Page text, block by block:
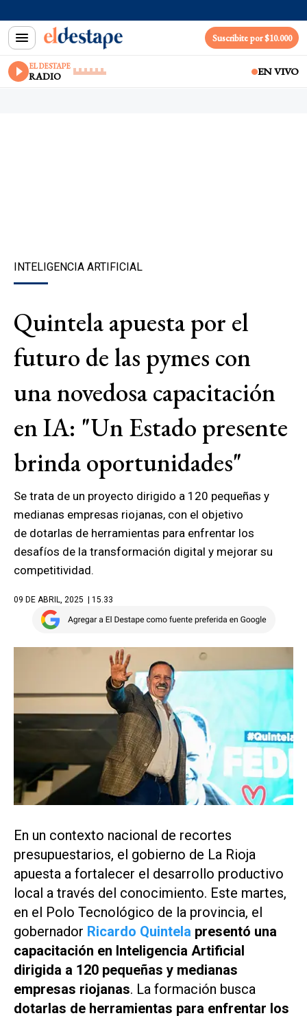
Suscribite por $10.000
EL DESTAPE
RADIO EN VIVO
INTELIGENCIA ARTIFICIAL
Quintela apuesta por el
futuro de las pymes con
una novedosa capacitación
en IA: "Un Estado presente
brinda oportunidades"
Se trata de un proyecto dirigido a 120 pequeñas y
medianas empresas riojanas, con el objetivo
de dotarlas de herramientas para enfrentar los
desafíos de la transformación digital y mejorar su
competitividad.
09 DE ABRIL, 2025 | 15.33
En un contexto nacional de recortes
presupuestarios, el gobierno de La Rioja
apuesta a fortalecer el desarrollo productivo
local a través del conocimiento. Este martes,
en el Polo Tecnológico de la provincia, el
gobernador Ricardo Quintela presentó una
capacitación en Inteligencia Artificial
dirigida a 120 pequeñas y medianas
empresas riojanas. La formación busca
dotarlas de herramientas para enfrentar los